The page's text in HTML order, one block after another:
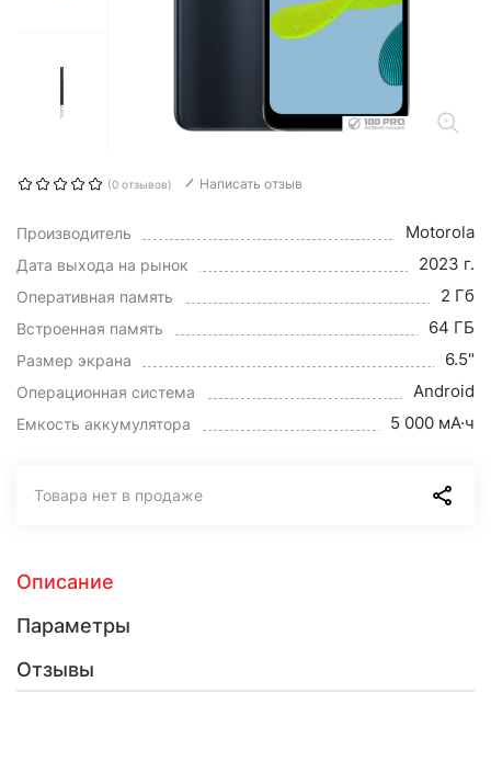
(0 отзывов) Написать отзыв
Производитель Motorola
Дата выхода на рынок 2023 г.
Оперативная память 2 Гб
Встроенная память 64 ГБ
Размер экрана 6.5"
Операционная система Android
Емкость аккумулятора 5 000 мА·ч
Товара нет в продаже
Описание
Параметры
Отзывы